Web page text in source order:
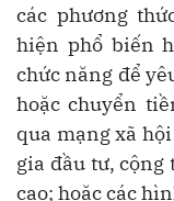
các phương
hiện phổ biến
chức năng để
hoặc chuyển
qua mạng xã
gia đầu tư,
cao; hoặc các